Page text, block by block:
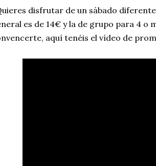
disfrutar de un sábado
es de 14€ y la de grupo para 4
aquí tenéis el vídeo de